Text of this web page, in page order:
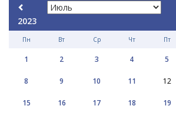
2023
Пн Вт Ср Чт Пт
1 2 3 4 5
8 9 10 11 12
15 16 17 18 19